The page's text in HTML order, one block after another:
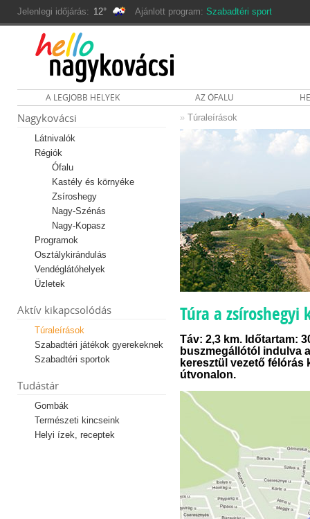
Jelenlegi időjárás: 12° Ajánlott program: Szabadtéri sport
A LEGJOBB HELYEK AZ ÓFALU
Nagykovácsi
Látnivalók
Régiók
Ófalu
Kastély és környéke
Zsíroshegy
Nagy-Szénás
Nagy-Kopasz
Programok
Osztálykirándulás
Vendéglátóhelyek
Üzletek
Aktív kikapcsolódás
Túraleírások
Szabadtéri játékok gyerekeknek
Szabadtéri sportok
Tudástár
Gombák
Természeti kincseink
Helyi ízek, receptek
» Túraleírások
Túra a zsíroshegyi
Táv: 2,3 km. Időtartam:
buszmegállótól indulva
keresztül vezető félórás
útvonalon.